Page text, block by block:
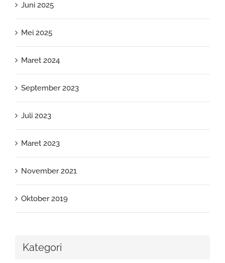
Juni 2025
Mei 2025
Maret 2024
September 2023
Juli 2023
Maret 2023
November 2021
Oktober 2019
Kategori